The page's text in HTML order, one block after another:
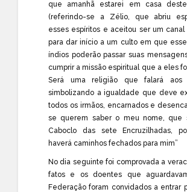
que amanhã estarei em casa
(referindo-se a Zélio, que abriu
esses espíritos e aceitou ser um canal
para dar início a um culto em que
índios poderão passar suas
cumprir a missão espiritual que a eles
Será uma religião que falará aos
simbolizando a igualdade que deve
todos os irmãos, encarnados e
se querem saber o meu nome, que
Caboclo das sete Encruzilhadas,
haverá caminhos fechados para mim”
No dia seguinte foi comprovada a
fatos e os doentes que
Federação foram convidados a entrar